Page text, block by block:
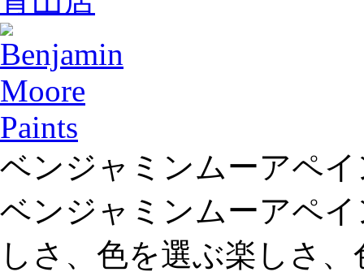
ベンジャミンムーアペ
ベンジャミンムーアペ
しさ、色を選ぶ楽しさ